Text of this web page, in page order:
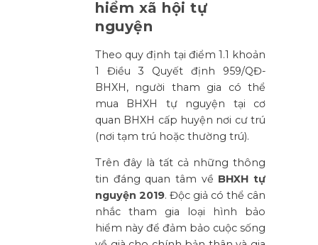
hiểm xã hội tự
nguyện
Theo quy định tại điểm 1.1 khoản
1 Điều 3 Quyết định 959/QĐ-
BHXH, người tham gia có thể
mua BHXH tự nguyện tại cơ
quan BHXH cấp huyện nơi cư trú
(nơi tạm trú hoặc thường trú).
Trên đây là tất cả những thông
tin đáng quan tâm về BHXH tự
nguyện 2019. Độc giả có thể cân
nhắc tham gia loại hình bảo
hiểm này để đảm bảo cuộc sống